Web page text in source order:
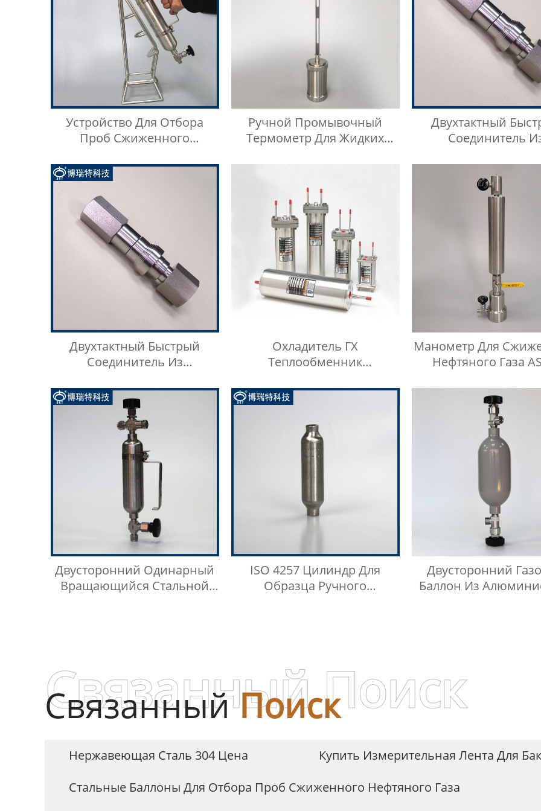
Устройство Для Отбора
Проб Сжиженного
Нержавеющей Стали 316
Ручной Промывочный
Термометр Для Жидких
Двухтактный
Соединитель
МПа
Двухтактный Быстрый
Соединитель Из
BKZF-S
Охладитель ГХ
Теплообменник
Оборудование Охладитель
Манометр Для
Нефтяного Газа
Измерения
Двусторонний Одинарный
Вращающийся Стальной
ISO 4257 Цилиндр Для
Образца Ручного
Двусторонний
Баллон Из
СвязанныйПоиск
Связанный Поиск
Нержавеющая Сталь 304 Цена
Купить Измерительная Лента Для
Стальные Баллоны Для Отбора Проб Сжиженного Нефтяного Газа